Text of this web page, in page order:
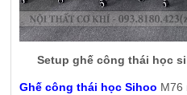
Setup ghế công thái học
Ghế công thái học Sihoo M76